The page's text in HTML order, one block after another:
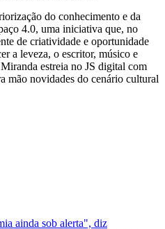
do conhecimento e da
4.0, uma iniciativa que, no
de criatividade e oportunidade
a leveza, o escritor, músico e
estreia no JS digital com
mão novidades do cenário cultural